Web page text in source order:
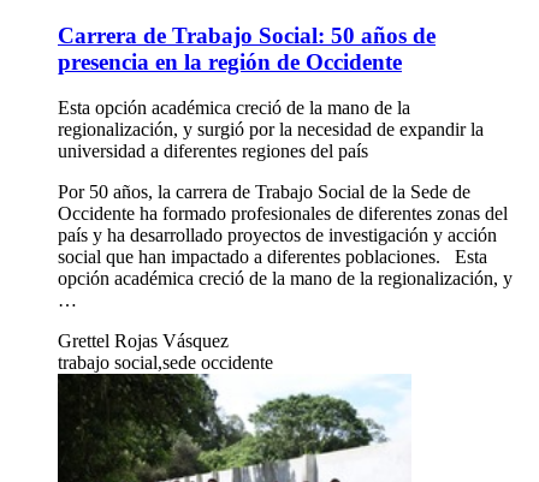
Carrera de Trabajo Social: 50 años de
presencia en la región de Occidente
Esta opción académica creció de la mano de la
regionalización, y surgió por la necesidad de expandir la
universidad a diferentes regiones del país
Por 50 años, la carrera de Trabajo Social de la Sede de
Occidente ha formado profesionales de diferentes zonas del
país y ha desarrollado proyectos de investigación y acción
social que han impactado a diferentes poblaciones. Esta
opción académica creció de la mano de la regionalización, y
…
Grettel Rojas Vásquez
trabajo social,sede occidente